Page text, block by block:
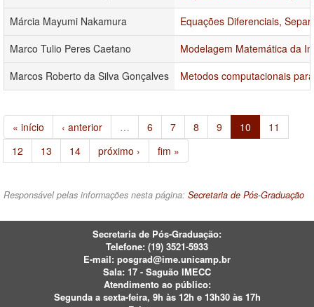
Márcia Mayumi Nakamura
Equações Diferenciais,
Marco Tulio Peres Caetano
Modelagem Matemática da
Marcos Roberto da Silva Gonçalves
Metodos computacionais
« início ‹ anterior … 6 7 8 9 10
11
12
13 14 próximo › fim »
Responsável pelas informações nesta página: Secretaria de Pós-Graduação
Secretaria de Pós-Graduação:
Telefone: (19) 3521-5933
E-mail: posgrad@ime.unicamp.br
Sala: 17 - Saguão IMECC
Atendimento ao público:
Segunda a sexta-feira, 9h às 12h e 13h30 às 17h